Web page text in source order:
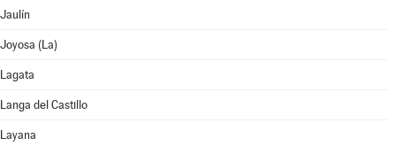
Jaulín
Joyosa (La)
Lagata
Langa del Castillo
Layana